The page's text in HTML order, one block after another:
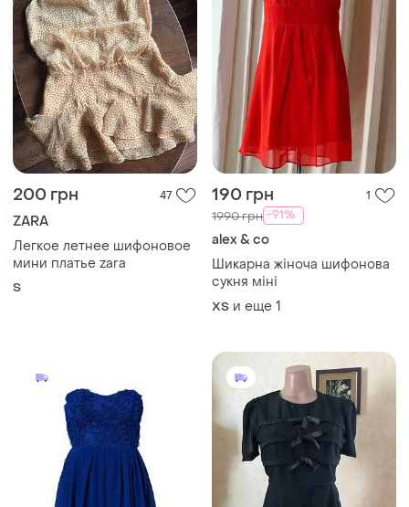
200 грн 47
ZARA
Легкое летнее шифоновое
мини платье zara
S
190 грн 1
1990 грн -91%
alex & co
Шикарна жіноча шифонова
сукня міні
ХS и еще 1